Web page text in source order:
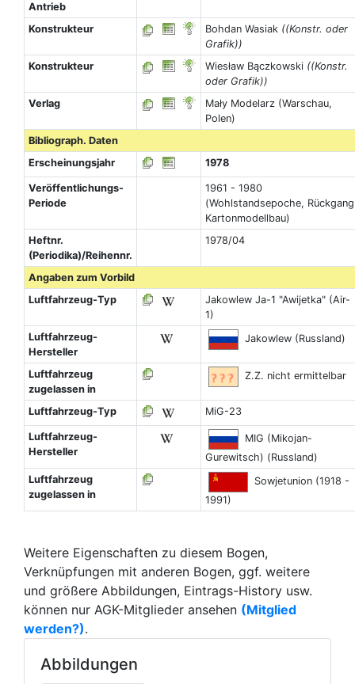
Antrieb
Konstrukteur Bohdan Wasiak ((Konstr. oder
Grafik))
Konstrukteur
Wiesław Bączkowski ((Konstr.
oder Grafik))
Verlag
Mały Modelarz (Warschau,
Polen)
Bibliograph. Daten
Erscheinungsjahr
1978
Veröffentlichungs-
Periode
1961 - 1980
(Wohlstandsepoche, Rückgang
Kartonmodellbau)
Heftnr.
(Periodika)/Reihennr.
1978/04
Angaben zum Vorbild
Luftfahrzeug-Typ
Jakowlew Ja-1 "Awijetka" (Air-
1)
Luftfahrzeug-
Hersteller
Jakowlew (Russland)
Luftfahrzeug
zugelassen in
Z.Z. nicht ermittelbar
Luftfahrzeug-Typ MiG-23
Luftfahrzeug-
Hersteller
MIG (Mikojan-
Gurewitsch) (Russland)
Luftfahrzeug
zugelassen in
Sowjetunion (1918 -
1991)
Weitere Eigenschaften zu diesem Bogen,
Verknüpfungen mit anderen Bogen, ggf. weitere
und größere Abbildungen, Eintrags-History usw.
können nur AGK-Mitglieder ansehen (Mitglied
werden?).
Abbildungen